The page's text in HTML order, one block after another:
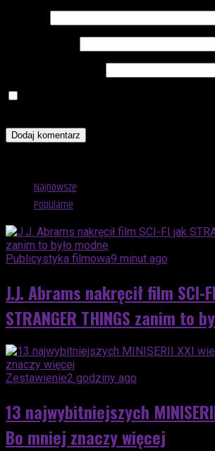
Najnowsze
Popularne
Publicystyka filmowa9 minut ago
J.J. Abrams nakręcił film SCI-
STRANGER THINGS zanim to
Zestawienie2 godziny ago
13 najwybitniejszych
Bo mniej znaczy więcej